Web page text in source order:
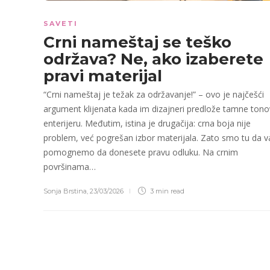
SAVETI
Crni nameštaj se teško
održava? Ne, ako izaberete
pravi materijal
“Crni nameštaj je težak za održavanje!” – ovo je najčešći
argument klijenata kada im dizajneri predlože tamne
enterijeru. Međutim, istina je drugačija: crna boja nije
problem, već pogrešan izbor materijala. Zato smo tu da
pomognemo da donesete pravu odluku. Na crnim
površinama…
Sonja Brstina 23/03/2026 3 min read